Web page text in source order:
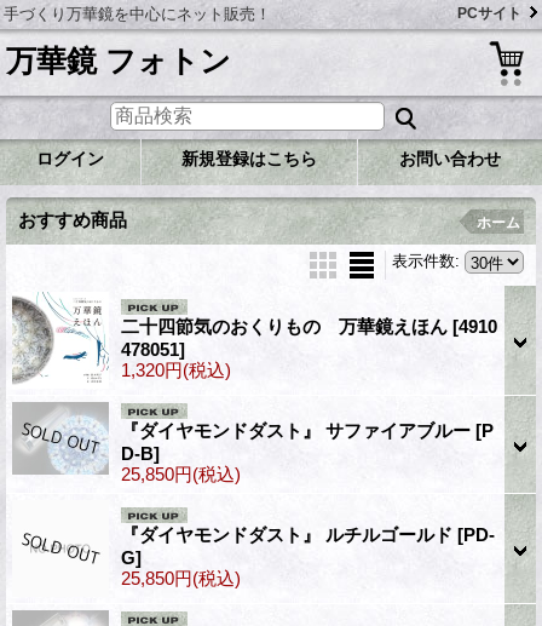
手づくり万華鏡を中心にネット販売！ PCサイト
万華鏡 フォトン
ログイン 新規登録はこちら お問い合わせ
おすすめ商品 ホーム
表示件数:
二十四節気のおくりもの 万華鏡えほん [4910
478051]
1,320円(税込)
『ダイヤモンドダスト』 サファイアブルー [P
D-B]
25,850円(税込)
『ダイヤモンドダスト』 ルチルゴールド [PD-
G]
25,850円(税込)